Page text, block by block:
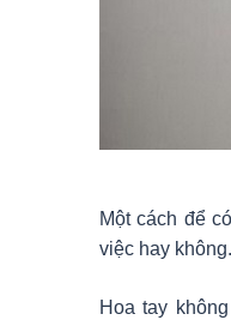
Một cách để
việc hay
Hoa tay